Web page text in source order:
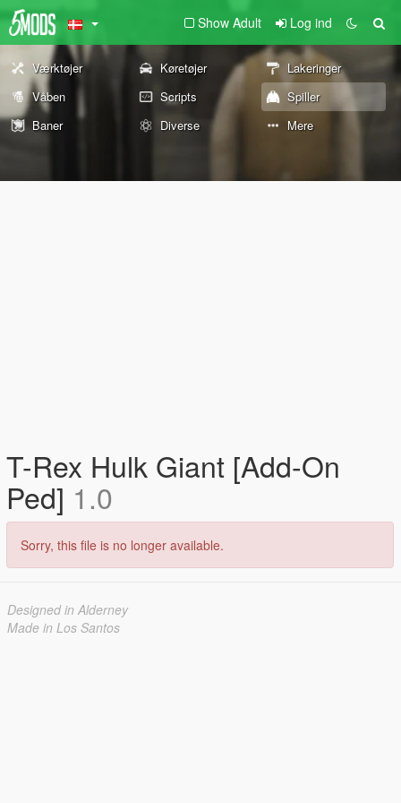
Show Adult Log ind
Værktøjer Køretøjer
Lakeringer
Våben
Scripts
Spiller
Baner
Diverse Mere
T-Rex Hulk Giant [Add-On
Ped] 1.0
Sorry, this file is no longer available.
Designed in Alderney
Made in Los Santos